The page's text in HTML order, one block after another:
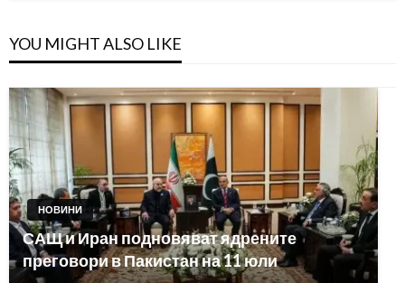
YOU MIGHT ALSO LIKE
НОВИНИ
САЩ и Иран подновяват ядрените
преговори в Пакистан на 11 юли